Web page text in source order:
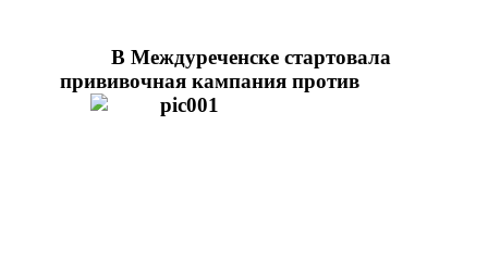
В Междуреченске стартовала
прививочная кампания против